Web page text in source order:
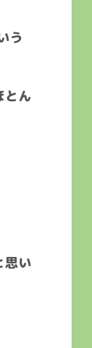
う
とん
思い